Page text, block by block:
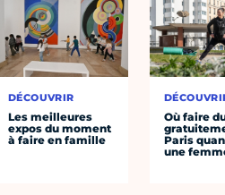
DÉCOUVRIR
Les meilleures
expos du moment
à faire en famille
Où faire
Paris
une